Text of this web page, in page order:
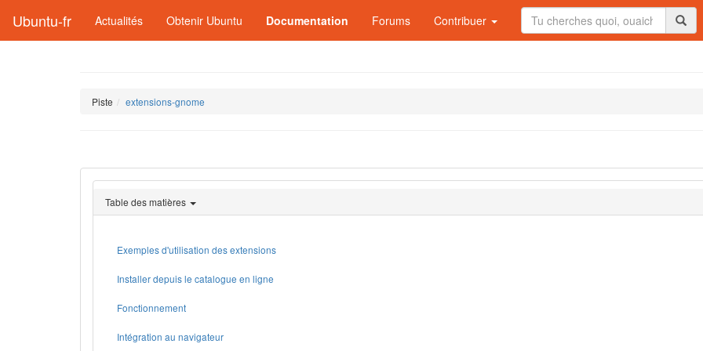
Ubuntu-fr Actualités Obtenir Ubuntu Documentation Forums Contribuer
Piste extensions-gnome
Table des matières
Exemples d'utilisation des extensions
Installer depuis le catalogue en ligne
Fonctionnement
Intégration au navigateur